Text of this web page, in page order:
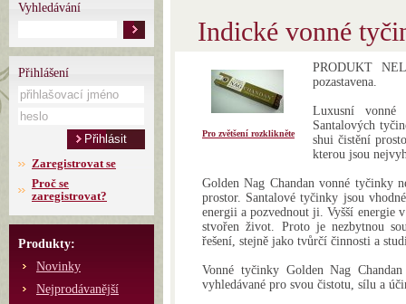
Vyhledávání
Přihlášení
Zaregistrovat se
Proč se
zaregistrovat?
Produkty:
Novinky
Nejprodávanější
Indické vonné
Pro zvětšení rozklikněte
PRODUKT
pozastavena.
Luxusní vonné
Santalových
shui čistění
kterou jsou
Golden Nag Chandan vonné tyčinky
prostor. Santalové tyčinky jsou
energii a pozvednout ji. Vyšší energie
stvořen život. Proto je nezbytnou
řešení, stejně jako tvůrčí činnosti a
Vonné tyčinky Golden Nag
vyhledávané pro svou čistotu, sílu a